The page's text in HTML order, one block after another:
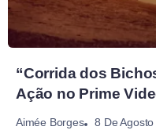
“Corrida dos
Ação no Prime
Aimée Borges 8 De